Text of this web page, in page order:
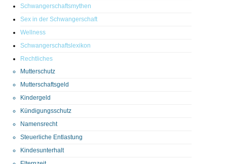
Schwangerschaftsmythen
Sex in der Schwangerschaft
Wellness
Schwangerschaftslexikon
Rechtliches
Mutterschutz
Mutterschaftsgeld
Kindergeld
Kündigungsschutz
Namensrecht
Steuerliche Entlastung
Kindesunterhalt